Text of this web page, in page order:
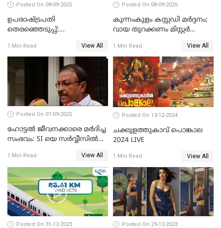
Posted On 08-09-2025
ഉപരാഷ്ട്രപതി
തെരഞ്ഞെടുപ്പ്;
സന്ദേശവുമായി ജസ്റ്റിസ് ബി.
1 Min Read View All
Posted On 08-09-2025
കുന്നംകുളം കസ്റ്റഡി മര്‍ദ്ദനം;
വായ തുറക്കണം മിസ്റ്റര്‍
വേണുഗോപാൽ
1 Min Read View All
Posted On 07-09-2025
ഹോട്ടൽ ജീവനക്കാരെ മർദിച്ച
സംഭവം: SI യെ സർവ്വീസിൽ
പി ഔസേപ്പ്
1 Min Read View All
Posted On 13-12-2024
ചക്കുളത്തുകാവ് പൊങ്കാല
2024 LIVE
1 Min Read View All
Posted On 31-12-2023 Posted On 29-12-2023